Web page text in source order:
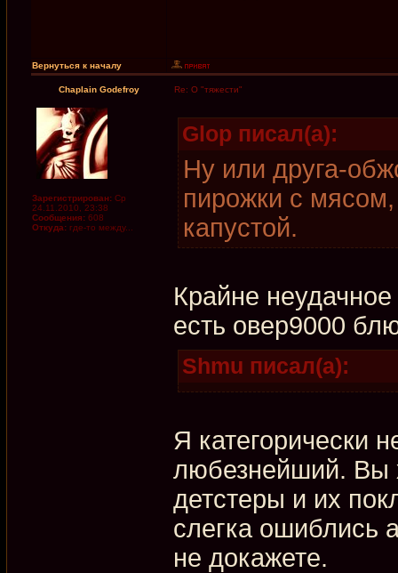
Вернуться к началу
Chaplain Godefroy Re: О "тяжести"
Зарегистрирован: Ср
24.11.2010, 23:38
Сообщения: 608
Откуда: где-то между...
Glop писал(а):
Ну или друга-
пирожки с
капустой.
Крайне
есть овер9000
Shmu писал(а):
Я категорически
любезнейший. Вы
детстеры и их
слегка ошиблись
не докажете.